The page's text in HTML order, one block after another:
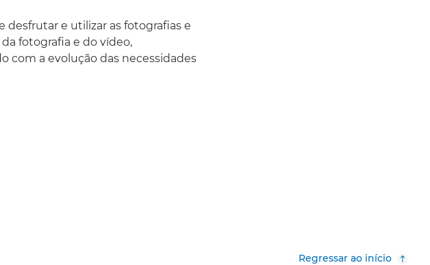
desfrutar e utilizar as fotografias e
fotografia e do vídeo,
com a evolução das necessidades
Regressar ao início